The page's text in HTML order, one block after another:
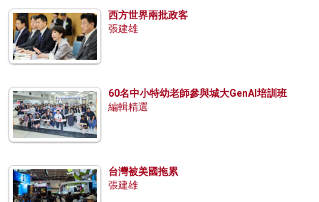
西方世界兩批政客
張建雄
60名中小特幼老師參與城大GenAI培訓班
編輯精選
台灣被美國拖累
張建雄